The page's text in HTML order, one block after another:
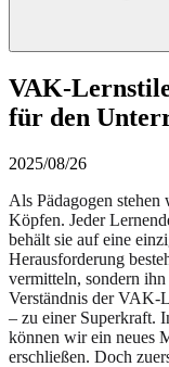
VAK-
für den
2025/08/26
Als Pädagogen
Köpfen. Jeder
behält sie auf eine
Herausforderung
vermitteln, sondern
Verständnis der VAK-
– zu einer Superkraft.
können wir ein neues
erschließen. Doch